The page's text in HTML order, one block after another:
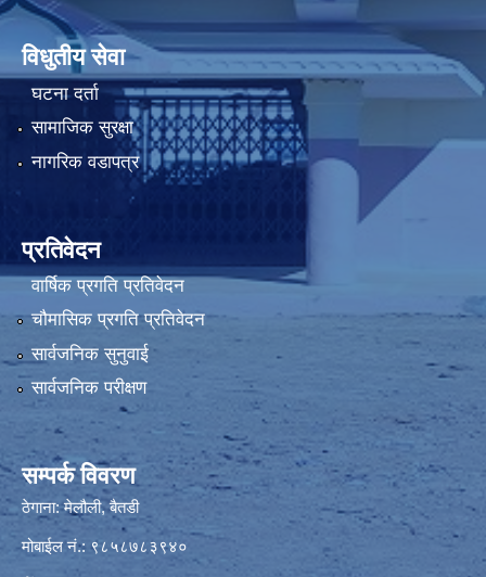
विधुतीय सेवा
घटना दर्ता
सामाजिक सुरक्षा
नागरिक वडापत्र
प्रतिवेदन
वार्षिक प्रगति प्रतिवेदन
चौमासिक प्रगति प्रतिवेदन
सार्वजनिक सुनुवाई
सार्वजनिक परीक्षण
सम्पर्क विवरण
ठेगाना: मेलौली, बैतडी
मोबाईल नं.: ९८५८७८३९४०